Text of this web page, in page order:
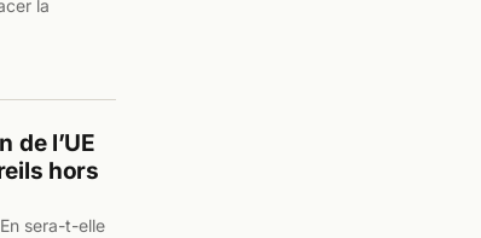
la
de l’UE
hors
sera-t-elle